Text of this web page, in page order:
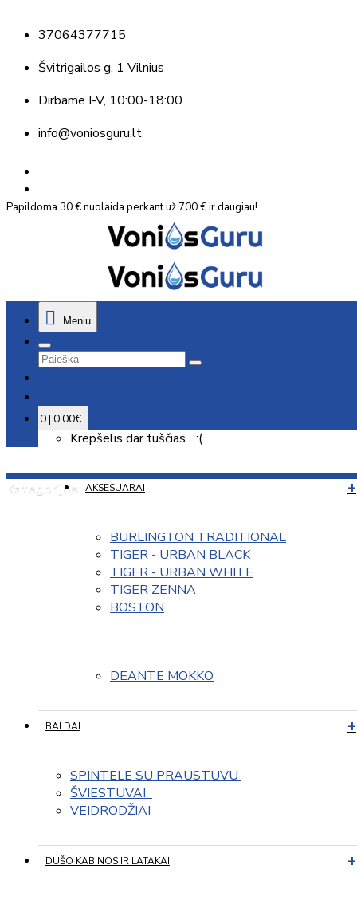
37064377715
Švitrigailos g. 1 Vilnius
Dirbame I-V, 10:00-18:00
info@voniosguru.lt
Papildoma 30 € nuolaida perkant už 700 € ir daugiau!
Meniu
0 | 0,00€
Krepšelis dar tuščias... :(
Kategorijos AKSESUARAI
BURLINGTON TRADITIONAL
TIGER - URBAN BLACK
TIGER - URBAN WHITE
TIGER ZENNA
BOSTON
DEANTE MOKKO
BALDAI
SPINTELE SU PRAUSTUVU
ŠVIESTUVAI
VEIDRODŽIAI
DUŠO KABINOS IR LATAKAI